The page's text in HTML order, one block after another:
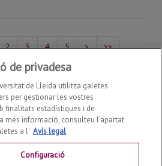
2 3 4 5 > >>
de Desenvolupament
© | mediambient@udl.cat
de privadesa
de Lleida utilitza galetes
per gestionar les vostres
finalitats estadístiques i de
més informació, consulteu l’apartat
a l' Avís legal
Configuració